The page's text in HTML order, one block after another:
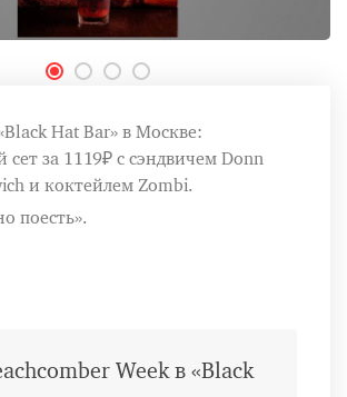
Hat Bar» в Москве:
сет за 1119₽ с сэндвичем Donn
и коктейлем Zombi.
поесть».
Week в «Black